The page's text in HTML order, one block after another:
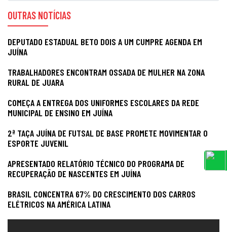
OUTRAS NOTÍCIAS
DEPUTADO ESTADUAL BETO DOIS A UM CUMPRE AGENDA EM
JUÍNA
TRABALHADORES ENCONTRAM OSSADA DE MULHER NA ZONA
RURAL DE JUARA
COMEÇA A ENTREGA DOS UNIFORMES ESCOLARES DA REDE
MUNICIPAL DE ENSINO EM JUÍNA
2ª TAÇA JUÍNA DE FUTSAL DE BASE PROMETE MOVIMENTAR O
ESPORTE JUVENIL
APRESENTADO RELATÓRIO TÉCNICO DO PROGRAMA DE
RECUPERAÇÃO DE NASCENTES EM JUÍNA
BRASIL CONCENTRA 67% DO CRESCIMENTO DOS CARROS
ELÉTRICOS NA AMÉRICA LATINA